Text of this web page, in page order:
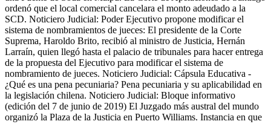
ordenó que el local comercial cancelara el monto adeudado a la
SCD. Noticiero Judicial: Poder Ejecutivo propone modificar el
sistema de nombramientos de jueces: El presidente de la Corte
Suprema, Haroldo Brito, recibió al ministro de Justicia, Hernán
Larraín, quien llegó hasta el palacio de tribunales para hacer entrega
de la propuesta del Ejecutivo para modificar el sistema de
nombramiento de jueces. Noticiero Judicial: Cápsula Educativa -
¿Qué es una pena pecuniaria? Pena pecuniaria y su aplicabilidad en
la legislación chilena. Noticiero Judicial: Bloque informativo
(edición del 7 de junio de 2019) El Juzgado más austral del mundo
organizó la Plaza de la Justicia en Puerto Williams. Instancia en que